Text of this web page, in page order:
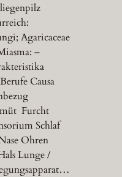
Agaricaceae
–
Causa
Furcht
Schlaf
Ohren
Lunge /